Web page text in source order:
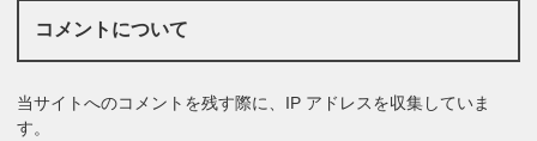
コメントについて
当サイトへのコメントを残す際に、IP アドレスを収集していま
す。